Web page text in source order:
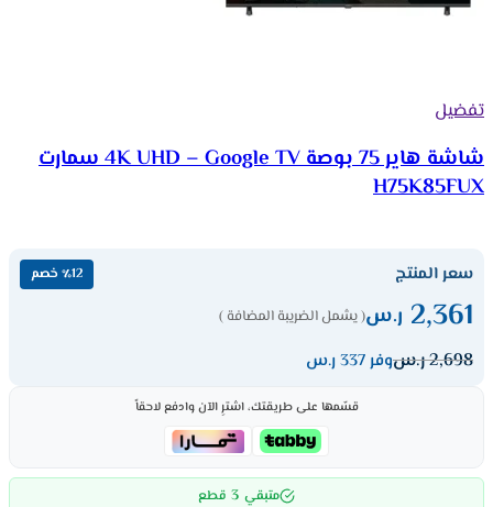
تفضيل
شاشة هاير 75 بوصة 4K UHD – Google TV سمارت
H75K85FUX
سعر المنتج ٪12 خصم
2,361 ر.س( يشمل الضريبة المضافة )
2,698ر.سوفر 337 ر.س
قسّمها على طريقتك، اشترِ الآن وادفع لاحقاً
متبقي 3 قطع